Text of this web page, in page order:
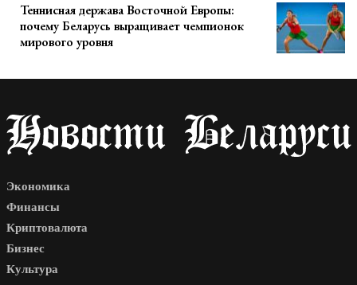
Теннисная держава Восточной Европы:
почему Беларусь выращивает чемпионок
мирового уровня
Экономика
Финансы
Криптовалюта
Бизнес
Культура